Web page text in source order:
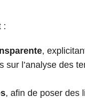
:
,
sur l’analyse des
, afin de poser des